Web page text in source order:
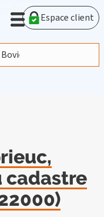
vous acceptez
afin d'analyser le
Espace client
cadastre